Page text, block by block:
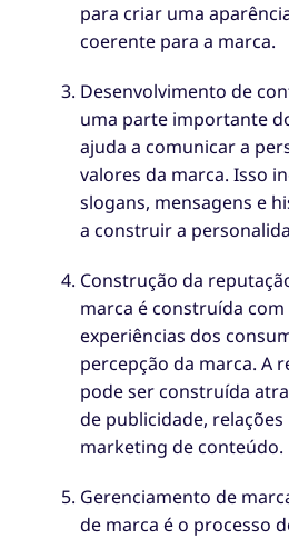
para criar uma
coerente para a marca.
Desenvolvimento de
uma parte importante
ajuda a comunicar a
valores da marca. Isso
slogans, mensagens e
a construir a
Construção da
marca é construída com
experiências dos
percepção da marca. A
pode ser construída
de publicidade, relações
marketing de conteúdo.
Gerenciamento de
de marca é o processo